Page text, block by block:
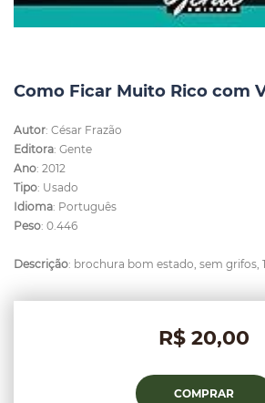
Como Ficar Muito Rico com
Autor: César Frazão
Editora: Gente
Ano: 2012
Tipo: Usado
Idioma: Português
Peso: 0.446
Descrição: brochura bom estado, sem grifos,
R$ 20,00
COMPRAR